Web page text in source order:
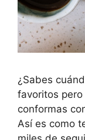
¿Sabes
favoritos
conformas
Así es como